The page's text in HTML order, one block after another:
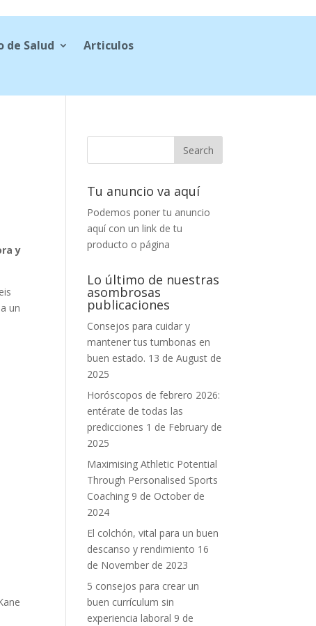
de Salud
Articulos
y
un
Tu anuncio va aquí
Podemos poner tu anuncio
aquí con un link de tu
producto o página
Lo último de nuestras
asombrosas
publicaciones
Consejos para cuidar y
mantener tus tumbonas en
buen estado. 13 de August de
2025
Horóscopos de febrero 2026:
entérate de todas las
predicciones 1 de February de
2025
Maximising Athletic Potential
Through Personalised Sports
Coaching 9 de October de
2024
El colchón, vital para un buen
descanso y rendimiento 16
de November de 2023
5 consejos para crear un
buen currículum sin
experiencia laboral 9 de